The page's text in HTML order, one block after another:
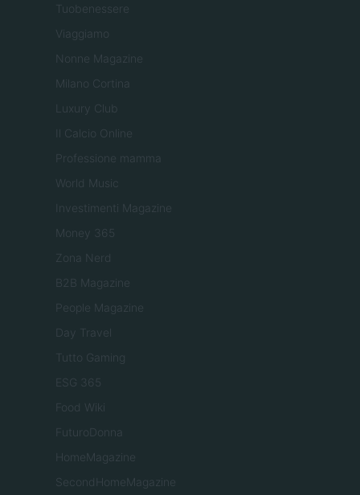
Tuobenessere
Viaggiamo
Nonne Magazine
Milano Cortina
Luxury Club
Il Calcio Online
Professione mamma
World Music
Investimenti Magazine
Money 365
Zona Nerd
B2B Magazine
People Magazine
Day Travel
Tutto Gaming
ESG 365
Food Wiki
FuturoDonna
HomeMagazine
SecondHomeMagazine